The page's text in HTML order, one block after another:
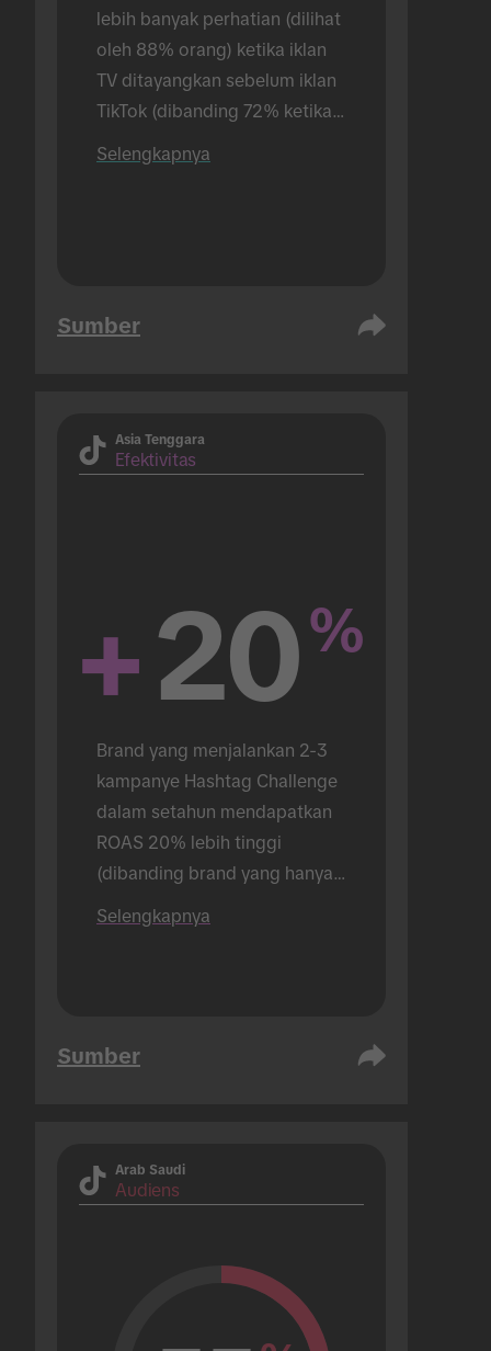
lebih banyak perhatian (dilihat
oleh 88% orang) ketika iklan
TV ditayangkan sebelum iklan
TikTok (dibanding 72% ketika
Selengkapnya
Sumber
Asia Tenggara
Efektivitas
+20%
Brand yang menjalankan 2-3
kampanye Hashtag Challenge
dalam setahun mendapatkan
ROAS 20% lebih tinggi
(dibanding brand yang hanya
Selengkapnya
Sumber
Arab Saudi
Audiens